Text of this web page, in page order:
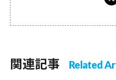
関連記事 Related